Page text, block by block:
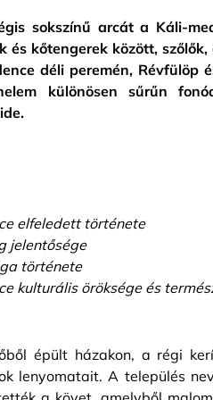
sokszínű arcát a Káli-
kőtengerek között,
déli peremén, Révfülöp
különösen sűrűn
elfeledett története
jelentősége
története
kulturális öröksége és
épült házakon, a régi
lenyomatait. A település